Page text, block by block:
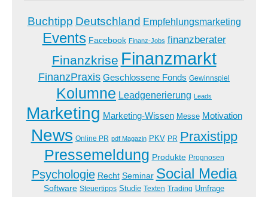
Buchtipp Deutschland Empfehlungsmarketing
Events Facebook Finanz-Jobs finanzberater
Finanzkrise Finanzmarkt
FinanzPraxis Geschlossene Fonds Gewinnspiel
Kolumne Leadgenerierung Leads
Marketing Marketing-Wissen Messe Motivation
News Online PR pdf Magazin PKV PR Praxistipp
Pressemeldung Produkte Prognosen
Psychologie Recht Seminar Social Media
Software Steuertipps Studie Texten Trading Umfrage